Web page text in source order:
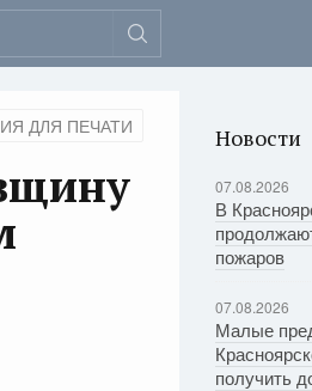
ДЛЯ ПЕЧАТИ Новости
07.08.2026
В
пожаров
07.08.2026
Малые
получить